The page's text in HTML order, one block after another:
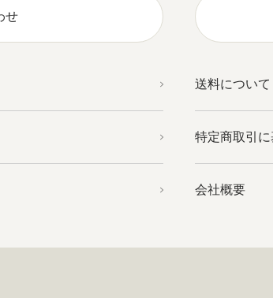
せ
送料について
特定商取引
会社概要